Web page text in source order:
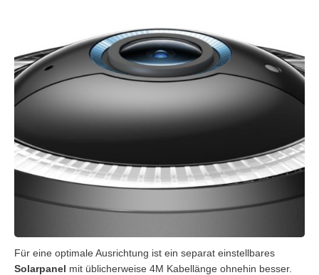
Für eine optimale Ausrichtung ist ein separat einstellbares
Solarpanel mit üblicherweise 4M Kabellänge ohnehin besser.